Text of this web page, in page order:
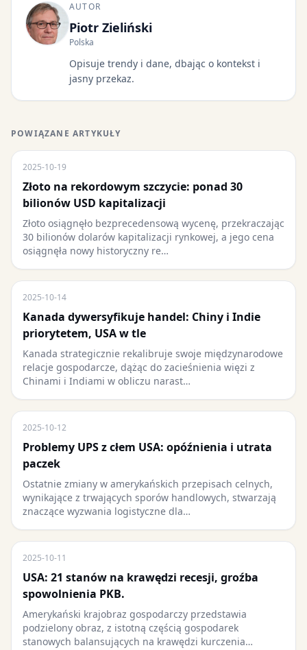
AUTOR
Piotr Zieliński
Polska
Opisuje trendy i dane, dbając o kontekst i
jasny przekaz.
POWIĄZANE ARTYKUŁY
2025-10-19
Złoto na rekordowym szczycie: ponad 30
bilionów USD kapitalizacji
Złoto osiągnęło bezprecedensową wycenę, przekraczając
30 bilionów dolarów kapitalizacji rynkowej, a jego cena
osiągnęła nowy historyczny re…
2025-10-14
Kanada dywersyfikuje handel: Chiny i Indie
priorytetem, USA w tle
Kanada strategicznie rekalibruje swoje międzynarodowe
relacje gospodarcze, dążąc do zacieśnienia więzi z
Chinami i Indiami w obliczu narast…
2025-10-12
Problemy UPS z cłem USA: opóźnienia i utrata
paczek
Ostatnie zmiany w amerykańskich przepisach celnych,
wynikające z trwających sporów handlowych, stwarzają
znaczące wyzwania logistyczne dla…
2025-10-11
USA: 21 stanów na krawędzi recesji, groźba
spowolnienia PKB.
Amerykański krajobraz gospodarczy przedstawia
podzielony obraz, z istotną częścią gospodarek
stanowych balansujących na krawędzi kurczenia…